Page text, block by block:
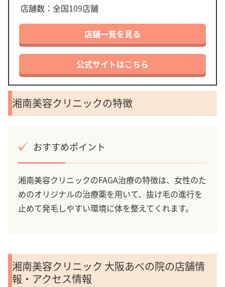
店舗数：全国109店舗
店舗一覧を見る
公式サイトはこちら
湘南美容クリニックの特徴
おすすめポイント
湘南美容クリニックのFAGA治療の特徴は、女性のた
めのオリジナルの治療薬を用いて、抜け毛の進行を
止めて発毛しやすい環境に体を整えてくれます。
湘南美容クリニック 大阪あべの院の店舗情
報・アクセス情報